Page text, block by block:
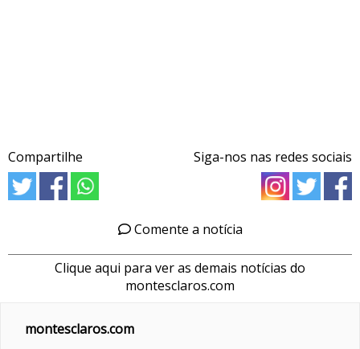
Compartilhe Siga-nos nas redes sociais
Comente a notícia
Clique aqui para ver as demais notícias do
montesclaros.com
montesclaros.com